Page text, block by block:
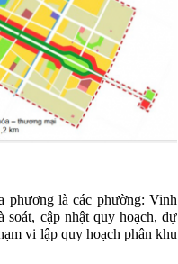
phương là các phường: Vinh
cập nhật quy hoạch, dự
vi lập quy hoạch phân khu